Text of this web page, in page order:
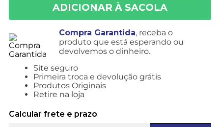
Compra Garantida, receba o
produto que está esperando ou
devolvemos o dinheiro.
Site seguro
Primeira troca e devolução grátis
Produtos Originais
Retire na loja
Calcular frete e prazo